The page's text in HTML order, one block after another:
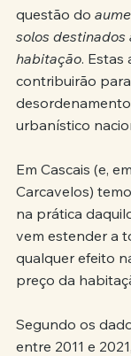
questão do
solos
habitação. Estas
contribuirão
urbanístico
Em Cascais (e,
Carcavelos)
na prática
vem estender a
qualquer efeito
preço da
Segundo os
entre 2011 e